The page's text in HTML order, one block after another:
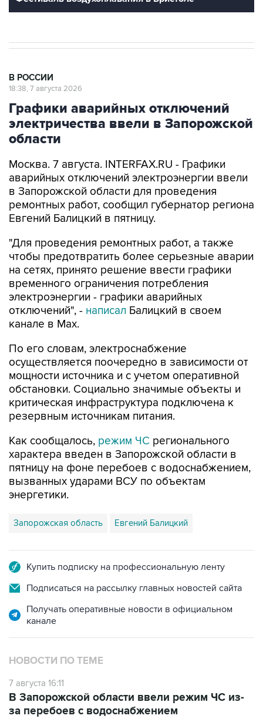
В РОССИИ
18:38, 7 августа 2026
Графики аварийных отключений
электричества ввели в Запорожской
области
Москва. 7 августа. INTERFAX.RU - Графики
аварийных отключений электроэнергии ввели
в Запорожской области для проведения
ремонтных работ, сообщил губернатор региона
Евгений Балицкий в пятницу.
"Для проведения ремонтных работ, а также
чтобы предотвратить более серьезные аварии
на сетях, принято решение ввести графики
временного ограничения потребления
электроэнергии - графики аварийных
отключений", - написал Балицкий в своем
канале в Max.
По его словам, электроснабжение
осуществляется поочередно в зависимости от
мощности источника и с учетом оперативной
обстановки. Социально значимые объекты и
критическая инфраструктура подключена к
резервным источникам питания.
Как сообщалось, режим ЧС регионального
характера введен в Запорожской области в
пятницу на фоне перебоев с водоснабжением,
вызванных ударами ВСУ по объектам
энергетики.
Запорожская область Евгений Балицкий
Купить подписку на профессиональную ленту
Подписаться на рассылку главных новостей сайта
Получать оперативные новости в официальном
канале
НОВОСТИ ПО ТЕМЕ
7 августа 16:11
В Запорожской области ввели режим ЧС из-
за перебоев с водоснабжением